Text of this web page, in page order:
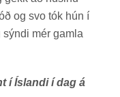
og svo tók hún í
mér gamla
í Íslandi í dag á